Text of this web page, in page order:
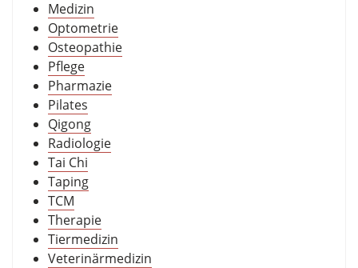
Medizin
Optometrie
Osteopathie
Pflege
Pharmazie
Pilates
Qigong
Radiologie
Tai Chi
Taping
TCM
Therapie
Tiermedizin
Veterinärmedizin